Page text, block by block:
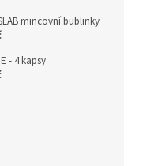
mincovní bublinky
- 4 kapsy